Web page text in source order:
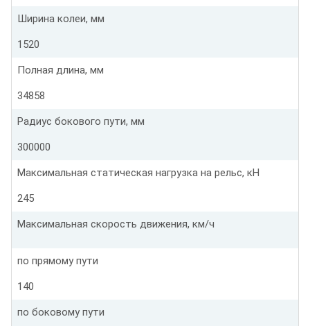
Ширина колеи, мм
1520
Полная длина, мм
34858
Радиус бокового пути, мм
300000
Максимальная статическая нагрузка на рельс, кН
245
Максимальная скорость движения, км/ч
по прямому пути
140
по боковому пути